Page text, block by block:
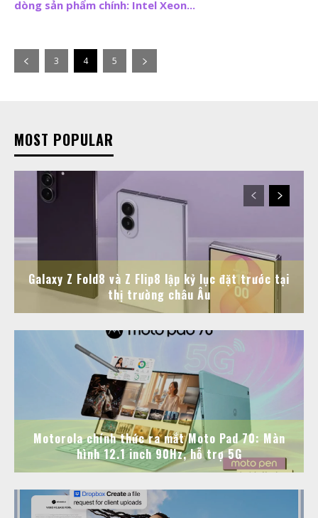
dòng sản phẩm chính: Intel Xeon...
3 4 5
MOST POPULAR
Galaxy Z Fold8 và Z Flip8 lập kỷ lục đặt trước tại
thị trường châu Âu
Motorola chính thức ra mắt Moto Pad 70: Màn
hình 12.1 inch 90Hz, hỗ trợ 5G